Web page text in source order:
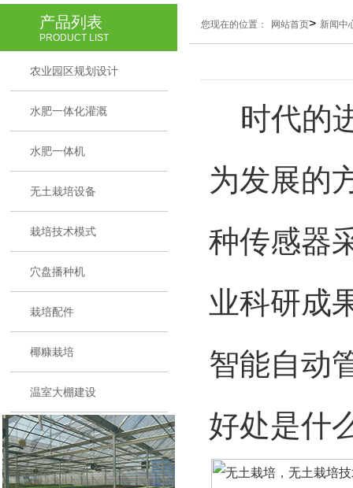
产品列表
PRODUCT LIST
农业园区规划设计
水肥一体化灌溉
水肥一体机
无土栽培设备
栽培技术模式
穴盘播种机
栽培配件
椰糠栽培
温室大棚建设
您现在的位置： 网站首页> 新闻中
时代的
为发展的
种传感器
业科研成
智能自动
好处是什